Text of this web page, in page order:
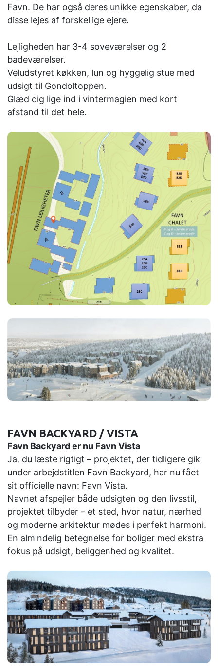
Favn. De har også deres unikke egenskaber, da
disse lejes af forskellige ejere.
Lejligheden har 3-4 soveværelser og 2
badeværelser.
Veludstyret køkken, lun og hyggelig stue med
udsigt til Gondoltoppen.
Glæd dig lige ind i vintermagien med kort
afstand til det hele.
FAVN BACKYARD / VISTA
Favn Backyard er nu Favn Vista
Ja, du læste rigtigt – projektet, der tidligere gik
under arbejdstitlen Favn Backyard, har nu fået
sit officielle navn: Favn Vista.
Navnet afspejler både udsigten og den livsstil,
projektet tilbyder – et sted, hvor natur, nærhed
og moderne arkitektur mødes i perfekt harmoni.
En almindelig betegnelse for boliger med ekstra
fokus på udsigt, beliggenhed og kvalitet.